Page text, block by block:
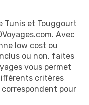
Tunis et Touggourt
Avec
low cost ou
ou non, faites
vous permet
critères
pour